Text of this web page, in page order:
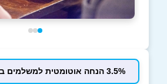
3.5% הנחה אוטומטית למשלמים בכרטיס המועדון